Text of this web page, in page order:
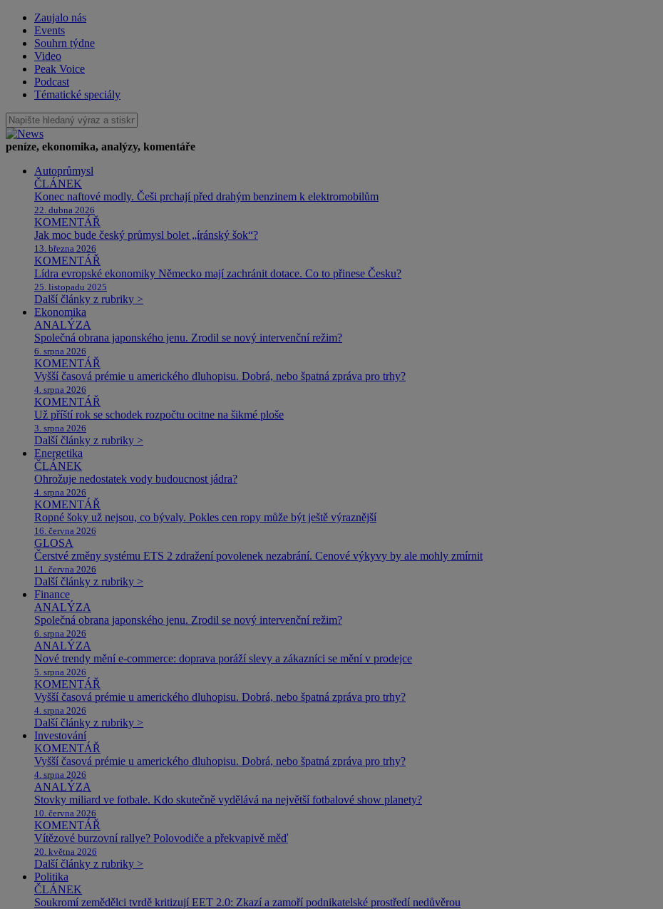
Zaujalo nás
Events
Souhrn týdne
Video
Peak Voice
Podcast
Tématické speciály
peníze, ekonomika, analýzy, komentáře
Autoprůmysl
ČLÁNEK
Konec naftové modly. Češi prchají před drahým benzinem k elektromobilům
22. dubna 2026
KOMENTÁŘ
Jak moc bude český průmysl bolet „íránský šok“?
13. března 2026
KOMENTÁŘ
Lídra evropské ekonomiky Německo mají zachránit dotace. Co to přinese Česku?
25. listopadu 2025
Další články z rubriky >
Ekonomika
ANALÝZA
Společná obrana japonského jenu. Zrodil se nový intervenční režim?
6. srpna 2026
KOMENTÁŘ
Vyšší časová prémie u amerického dluhopisu. Dobrá, nebo špatná zpráva pro trhy?
4. srpna 2026
KOMENTÁŘ
Už příští rok se schodek rozpočtu ocitne na šikmé ploše
3. srpna 2026
Další články z rubriky >
Energetika
ČLÁNEK
Ohrožuje nedostatek vody budoucnost jádra?
4. srpna 2026
KOMENTÁŘ
Ropné šoky už nejsou, co bývaly. Pokles cen ropy může být ještě výraznější
16. června 2026
GLOSA
Čerstvé změny systému ETS 2 zdražení povolenek nezabrání. Cenové výkyvy by ale mohly zmírnit
11. června 2026
Další články z rubriky >
Finance
ANALÝZA
Společná obrana japonského jenu. Zrodil se nový intervenční režim?
6. srpna 2026
ANALÝZA
Nové trendy mění e-commerce: doprava poráží slevy a zákazníci se mění v prodejce
5. srpna 2026
KOMENTÁŘ
Vyšší časová prémie u amerického dluhopisu. Dobrá, nebo špatná zpráva pro trhy?
4. srpna 2026
Další články z rubriky >
Investování
KOMENTÁŘ
Vyšší časová prémie u amerického dluhopisu. Dobrá, nebo špatná zpráva pro trhy?
4. srpna 2026
ANALÝZA
Stovky miliard ve fotbale. Kdo skutečně vydělává na největší fotbalové show planety?
10. června 2026
KOMENTÁŘ
Vítězové burzovní rallye? Polovodiče a překvapivě měď
20. května 2026
Další články z rubriky >
Politika
ČLÁNEK
Soukromí zemědělci tvrdě kritizují EET 2.0: Zkazí a zamoří podnikatelské prostředí nedůvěrou